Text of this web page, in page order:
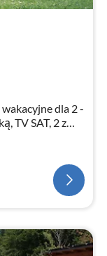
dla 2 -
TV SAT, 2 z
Ogród,